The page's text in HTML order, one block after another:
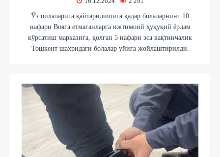
Ўз оилаларига қайтарилишига қадар болаларнинг 10
нафари Вояга етмаганларга ижтимоий ҳуқуқий ёрдам
кўрсатиш марказига, қолган 5 нафари эса вақтинчалик
Тошкент шаҳридаги болалар уйига жойлаштирилди.